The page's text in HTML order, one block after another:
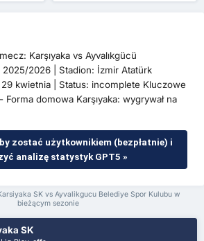
Karşıyaka vs Ayvalıkgücü
2026 | Stadion: İzmir Atatürk
kwietnia | Status: incomplete Kluczowe
domowa Karşıyaka: wygrywał na
zostać użytkownikiem (bezpłatnie) i
analizę statystyk GPT5 »
SK vs Ayvalikgucu Belediye Spor Kulubu w
bieżącym sezonie
SK